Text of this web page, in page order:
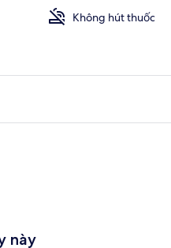
Không hút thuốc
này